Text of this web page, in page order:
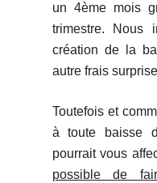
un 4ème mois
trimestre. Nous
création de la
autre frais
Toutefois et
à toute baisse
pourrait vous
possible de